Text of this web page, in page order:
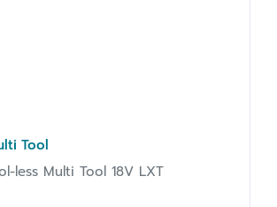
Tool
less Multi Tool 18V LXT